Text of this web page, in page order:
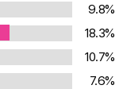
기 쉽게 가공하는 리
이터 업무 처리를 위
9.8%
18.3%
10.7%
7.6%